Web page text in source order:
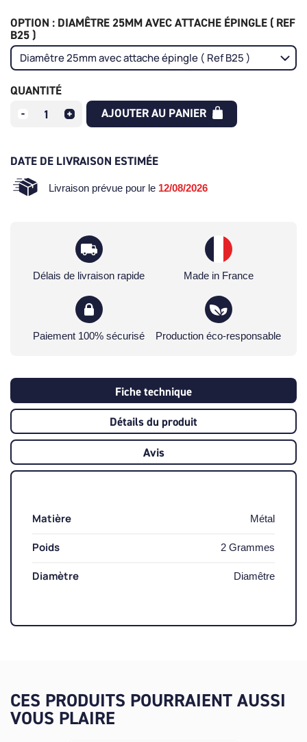
OPTION : DIAMÊTRE 25MM AVEC ATTACHE ÉPINGLE ( REF
B25 )
QUANTITÉ
AJOUTER AU PANIER
DATE DE LIVRAISON ESTIMÉE
Livraison prévue pour le 12/08/2026
Délais de livraison rapide Made in France
Paiement 100% sécurisé Production éco-responsable
Fiche technique
Détails du produit
Avis
Matière Métal
Poids 2 Grammes
Diamètre Diamêtre
CES PRODUITS POURRAIENT AUSSI
VOUS PLAIRE